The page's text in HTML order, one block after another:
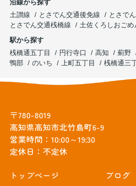
沿線から探す
土讃線
とさでん交通後免線
とさで
とさでん交通桟橋線
土佐くろしおご
駅から探す
桟橋通五丁目
円行寺口 高知 薊野
鴨部
のいち 上町五丁目 桟橋通三
〒780-8019
高知県高知市北竹島町6-9
営業時間：10:00～19:30
定休日：不定休
トップぺージ
ブログ